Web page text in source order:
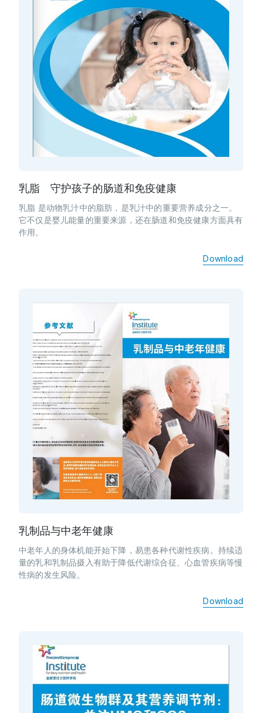
乳脂 守护孩子的肠道和免疫健康
乳脂 是动物乳汁中的脂肪，是乳汁中的重要营养成分之一。
它不仅是婴儿能量的重要来源，还在肠道和免疫健康方面具有
作用。
Download
乳制品与中老年健康
中老年人的身体机能开始下降，易患各种代谢性疾病。持续适
量的乳和乳制品摄入有助于降低代谢综合征、心血管疾病等慢
性病的发生风险。
Download